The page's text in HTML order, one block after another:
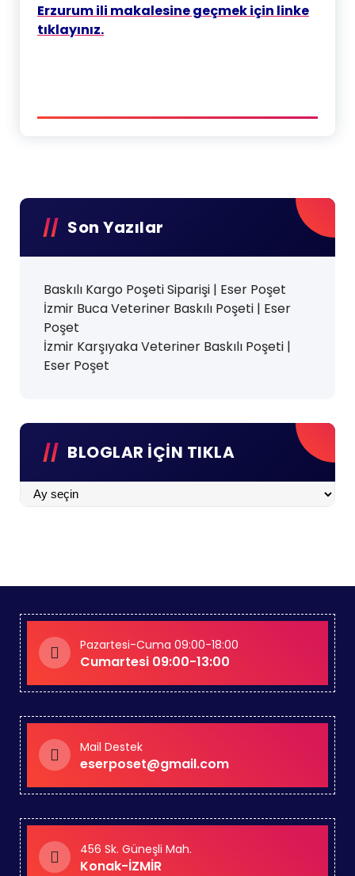
Erzurum ili makalesine geçmek için linke
tıklayınız.
Son Yazılar
Baskılı Kargo Poşeti Siparişi | Eser Poşet
İzmir Buca Veteriner Baskılı Poşeti | Eser
Poşet
İzmir Karşıyaka Veteriner Baskılı Poşeti |
Eser Poşet
BLOGLAR İÇİN TIKLA
BLOGLAR
Pazartesi-Cuma 09:00-18:00
Cumartesi 09:00-13:00
Mail Destek
eserposet@gmail.com
456 Sk. Güneşli Mah.
Konak-İZMİR